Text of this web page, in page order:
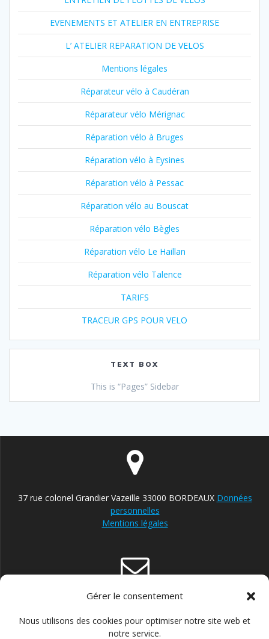
Gérer le consentement
Nous utilisons des cookies pour optimiser notre site web et
notre service.
EVENEMENTS ET ATELIER EN ENTREPRISE
L’ ATELIER REPARATION DE VELOS
Mentions légales
Réparateur vélo à Caudéran
Réparateur vélo Mérignac
Réparation vélo à Bruges
Réparation vélo à Eysines
Réparation vélo à Pessac
Réparation vélo au Bouscat
Réparation vélo Bègles
Réparation vélo Le Haillan
Réparation vélo Talence
TARIFS
TRACEUR GPS POUR VELO
TEXT BOX
This is “Pages” Sidebar
37 rue colonel Grandier Vazeille 33000 BORDEAUX Données
personnelles
Mentions légales
contact@reparateur-velo-bordeaux.com